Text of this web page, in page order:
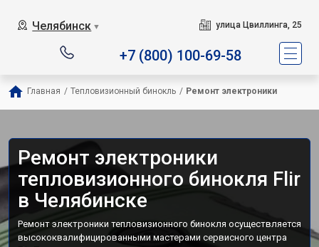
Челябинск ▼ улица Цвиллинга, 25
+7 (800) 100-69-58
Главная / Тепловизионный бинокль / Ремонт электроники
Ремонт электроники
тепловизионного бинокля Flir
в Челябинске
Ремонт электроники тепловизионного бинокля осуществляется
высококвалифицированными мастерами сервисного центра